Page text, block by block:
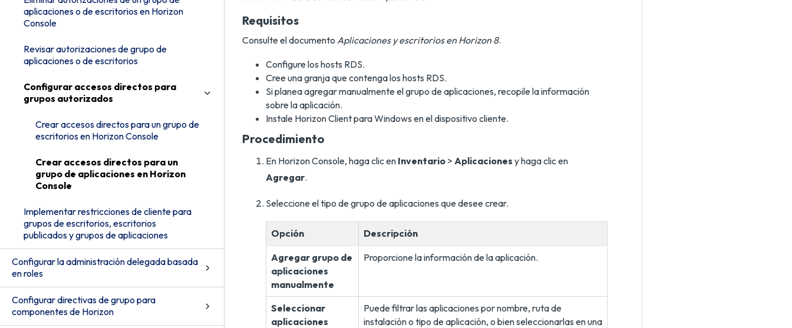
aplicaciones o de escritorios en Horizon
Console
Revisar autorizaciones de grupo de
aplicaciones o de escritorios
Configurar accesos directos para
grupos autorizados
Crear accesos directos para un grupo de
escritorios en Horizon Console
Crear accesos directos para un
grupo de aplicaciones en Horizon
Console
Implementar restricciones de cliente para
grupos de escritorios, escritorios
publicados y grupos de aplicaciones
Configurar la administración delegada basada
en roles
Configurar directivas de grupo para
componentes de Horizon
Requisitos
Consulte el documento Aplicaciones y escritorios en Horizon 8.
Configure los hosts RDS.
Cree una granja que contenga los hosts RDS.
Si planea agregar manualmente el grupo de aplicaciones, recopile la información
sobre la aplicación.
Instale Horizon Client para Windows en el dispositivo cliente.
Procedimiento
En Horizon Console, haga clic en Inventario > Aplicaciones y haga clic en
Agregar.
Seleccione el tipo de grupo de aplicaciones que desee crear.
Opción Descripción
Agregar grupo de
aplicaciones
manualmente
Proporcione la información de la aplicación.
Seleccionar
aplicaciones
Puede filtrar las aplicaciones por nombre, ruta de
instalación o tipo de aplicación, o bien seleccionarlas en una